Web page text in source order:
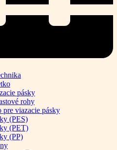
pásky
rohy
pre viazacie pásky
(PES)
(PET)
(PP)